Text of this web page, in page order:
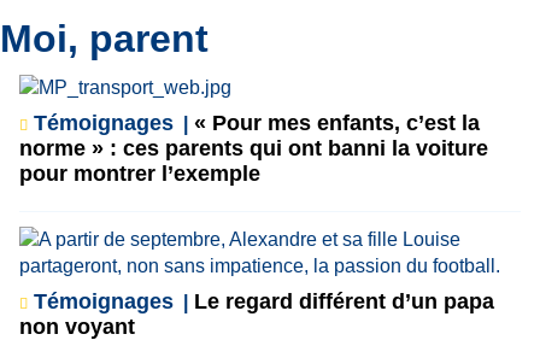
Moi, parent
Témoignages
« Pour mes enfants, c’est la
norme » : ces parents qui ont banni la voiture
pour montrer l’exemple
Témoignages
Le regard différent d’un papa
non voyant